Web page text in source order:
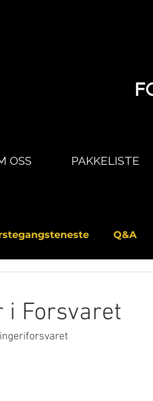
OSS PAKKELISTE
Q&A
Forsvaret